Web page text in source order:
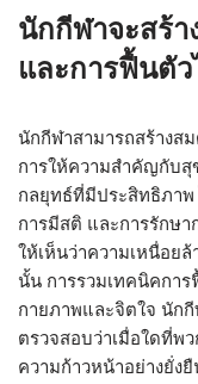
นักกีฬาจะสร้า
และการฟื้นตัว
นักกีฬาสามารถสร้างส
การให้ความสำคัญกับสุ
กลยุทธ์ที่มีประสิทธิภา
การมีสติ และการรักษา
ให้เห็นว่าความเหนื่อย
นั้น การรวมเทคนิคการ
กายภาพและจิตใจ นัก
ตรวจสอบว่าเมื่อใดที่พ
ความก้าวหน้าอย่างยั่ง